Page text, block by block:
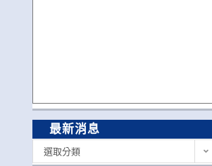
最新消息
選取分類